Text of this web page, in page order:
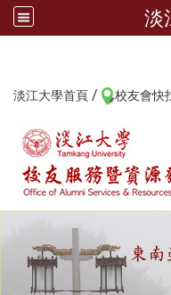
淡
淡江大學首頁 / 校友會快